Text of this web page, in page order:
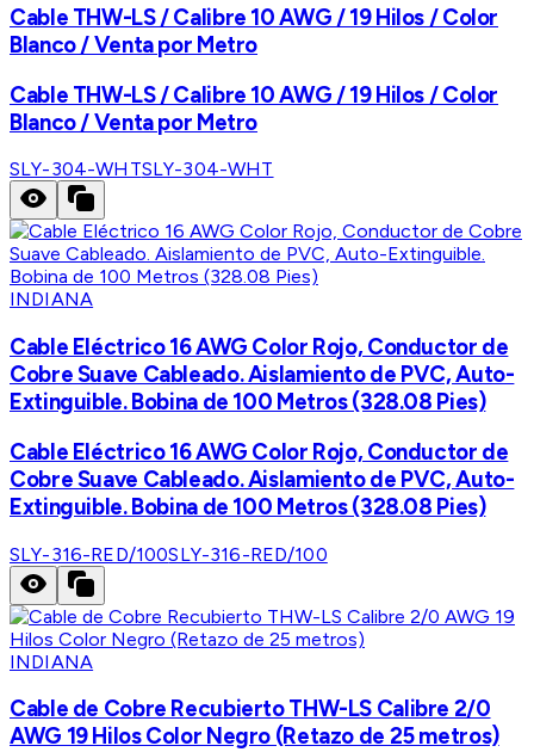
Cable THW-LS / Calibre 10 AWG / 19 Hilos / Color
Blanco / Venta por Metro
Cable THW-LS / Calibre 10 AWG / 19 Hilos / Color
Blanco / Venta por Metro
SLY-304-WHTSLY-304-WHT
INDIANA
Cable Eléctrico 16 AWG Color Rojo, Conductor de
Cobre Suave Cableado. Aislamiento de PVC, Auto-
Extinguible. Bobina de 100 Metros (328.08 Pies)
Cable Eléctrico 16 AWG Color Rojo, Conductor de
Cobre Suave Cableado. Aislamiento de PVC, Auto-
Extinguible. Bobina de 100 Metros (328.08 Pies)
SLY-316-RED/100SLY-316-RED/100
INDIANA
Cable de Cobre Recubierto THW-LS Calibre 2/0
AWG 19 Hilos Color Negro (Retazo de 25 metros)